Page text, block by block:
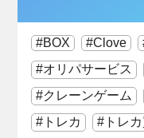
BOX Clove
オリパサービス
クレーンゲーム
トレカ
トレ